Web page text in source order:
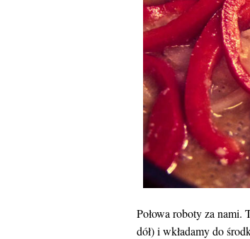
Połowa roboty za nami.
dół) i wkładamy do